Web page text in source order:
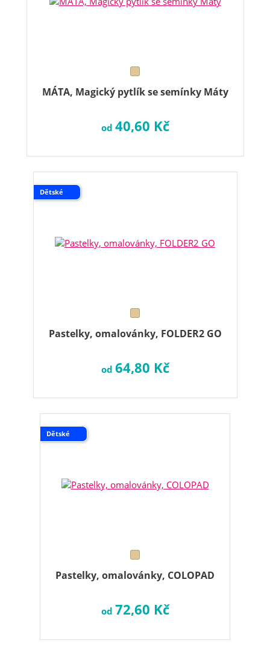
MÁTA, Magický pytlík se semínky Máty
od 40,60 Kč
Pastelky, omalovánky, FOLDER2 GO
Dětské
od 64,80 Kč
Pastelky, omalovánky, COLOPAD
Dětské
od 72,60 Kč